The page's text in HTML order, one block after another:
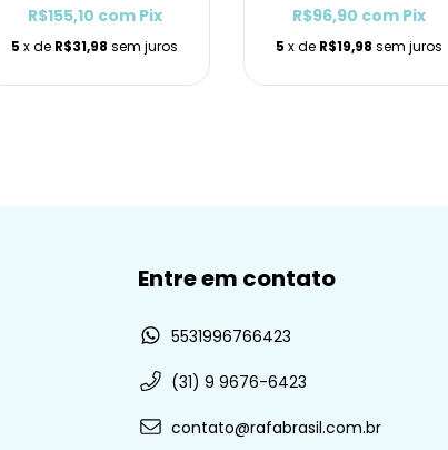
R$155,10 com Pix
5 x de R$31,98 sem juros
R$96,90 com Pix
5 x de R$19,98 sem juros
Entre em contato
5531996766423
(31) 9 9676-6423
contato@rafabrasil.com.br